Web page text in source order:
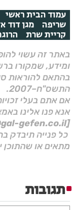
עמוד הבית ראשי
שריפה מגן דוד
קריית שרת
באתר זה עשוי
ומידע, שמקורו
התשס"ח–2007.
אם אתם בעלי
אנא פנו אלינו
[Manager@gal-gefen.co.il]
כל פנייה תיבדק
מתאים או שהתוכן
תגובות